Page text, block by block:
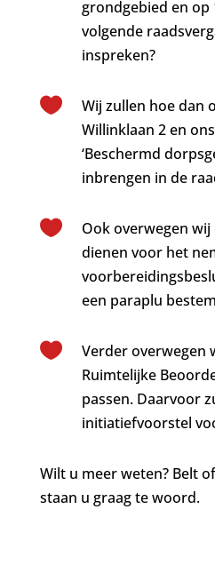
grondgebied en op
volgende
inspreken?

Wij zullen hoe dan
Willinklaan 2 en
‘Beschermd
inbrengen in de

Ook overwegen
dienen voor het
een paraplu

Verder overwegen
Ruimtelijke
passen. Daarvoor
initiatiefvoorstel
Wilt u meer weten? Belt
staan u graag te woord.